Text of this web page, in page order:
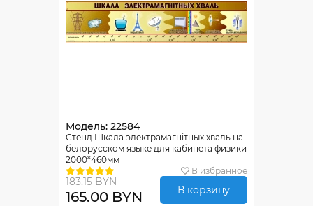
Модель: 22584
Стенд Шкала электрамагнiтных хваль на
белорусском языке для кабинета физики
2000*460мм
В избранное
183.15 BYN
165.00 BYN В корзину